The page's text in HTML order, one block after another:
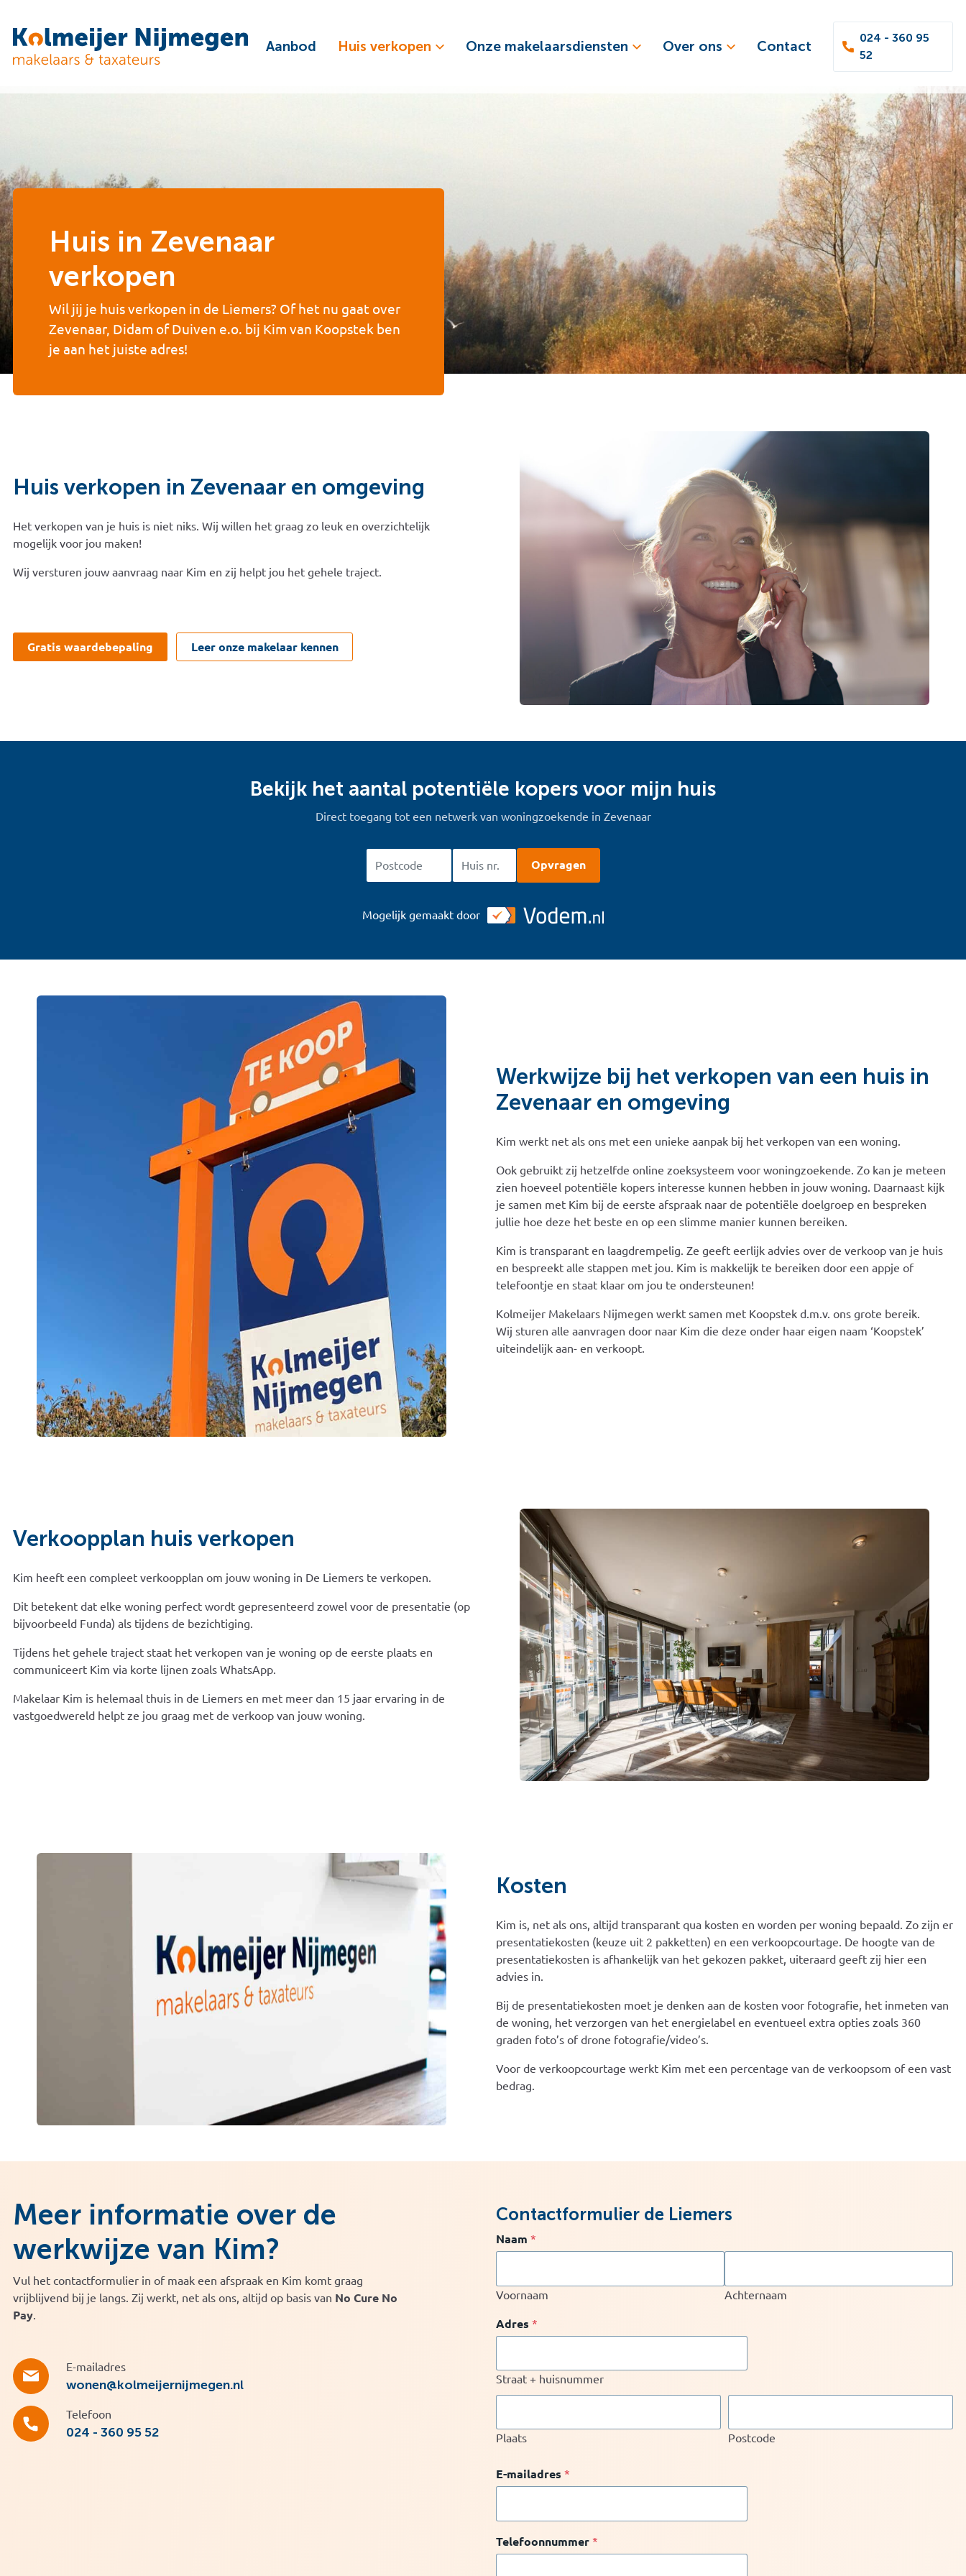
Aanbod Huis verkopen Onze makelaarsdiensten Over ons Contact
024 - 360 95
52
Huis in Zevenaar
verkopen
Wil jij je huis verkopen in de Liemers? Of het nu gaat over
Zevenaar, Didam of Duiven e.o. bij Kim van Koopstek ben
je aan het juiste adres!
Huis verkopen in Zevenaar en omgeving
Het verkopen van je huis is niet niks. Wij willen het graag zo leuk en overzichtelijk
mogelijk voor jou maken!
Wij versturen jouw aanvraag naar Kim en zij helpt jou het gehele traject.
Gratis waardebepaling Leer onze makelaar kennen
Bekijk het aantal potentiële kopers voor mijn huis
Direct toegang tot een netwerk van woningzoekende in Zevenaar
Opvragen
Mogelijk gemaakt door
Werkwijze bij het verkopen van een huis in
Zevenaar en omgeving
Kim werkt net als ons met een unieke aanpak bij het verkopen van een woning.
Ook gebruikt zij hetzelfde online zoeksysteem voor woningzoekende. Zo kan je meteen
zien hoeveel potentiële kopers interesse kunnen hebben in jouw woning. Daarnaast kijk
je samen met Kim bij de eerste afspraak naar de potentiële doelgroep en bespreken
jullie hoe deze het beste en op een slimme manier kunnen bereiken.
Kim is transparant en laagdrempelig. Ze geeft eerlijk advies over de verkoop van je huis
en bespreekt alle stappen met jou. Kim is makkelijk te bereiken door een appje of
telefoontje en staat klaar om jou te ondersteunen!
Kolmeijer Makelaars Nijmegen werkt samen met Koopstek d.m.v. ons grote bereik.
Wij sturen alle aanvragen door naar Kim die deze onder haar eigen naam ‘Koopstek’
uiteindelijk aan- en verkoopt.
Verkoopplan huis verkopen
Kim heeft een compleet verkoopplan om jouw woning in De Liemers te verkopen.
Dit betekent dat elke woning perfect wordt gepresenteerd zowel voor de presentatie (op
bijvoorbeeld Funda) als tijdens de bezichtiging.
Tijdens het gehele traject staat het verkopen van je woning op de eerste plaats en
communiceert Kim via korte lijnen zoals WhatsApp.
Makelaar Kim is helemaal thuis in de Liemers en met meer dan 15 jaar ervaring in de
vastgoedwereld helpt ze jou graag met de verkoop van jouw woning.
Kosten
Kim is, net als ons, altijd transparant qua kosten en worden per woning bepaald. Zo zijn er
presentatiekosten (keuze uit 2 pakketten) en een verkoopcourtage. De hoogte van de
presentatiekosten is afhankelijk van het gekozen pakket, uiteraard geeft zij hier een
advies in.
Bij de presentatiekosten moet je denken aan de kosten voor fotografie, het inmeten van
de woning, het verzorgen van het energielabel en eventueel extra opties zoals 360
graden foto’s of drone fotografie/video’s.
Voor de verkoopcourtage werkt Kim met een percentage van de verkoopsom of een vast
bedrag.
Meer informatie over de
werkwijze van Kim?
Vul het contactformulier in of maak een afspraak en Kim komt graag
vrijblijvend bij je langs. Zij werkt, net als ons, altijd op basis van No Cure No
Pay.
E-mailadres
wonen@kolmeijernijmegen.nl
Telefoon
024 - 360 95 52
Contactformulier de Liemers
Naam *
Voornaam Achternaam
Adres *
Straat + huisnummer
Plaats Postcode
E-mailadres *
Telefoonnummer *